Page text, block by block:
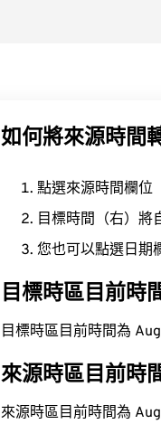
如何將來源時間
點選來源時間欄位
目標時間（右）將
您也可以點選日期
目標時區目前時
目標時區目前時間為
來源時區目前時
來源時區目前時間為